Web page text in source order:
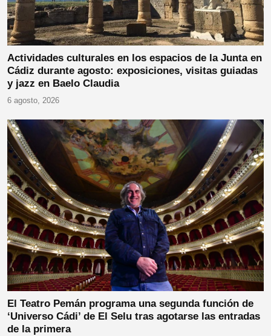
Actividades culturales en los espacios de la Junta en
Cádiz durante agosto: exposiciones, visitas guiadas
y jazz en Baelo Claudia
6 agosto, 2026
El Teatro Pemán programa una segunda función de
‘Universo Cádi’ de El Selu tras agotarse las entradas
de la primera